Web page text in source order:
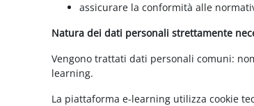
assicurare la conformità alle
Natura dei dati personali strettamente
Vengono trattati dati personali comuni:
learning.
La piattaforma e-learning utilizza cookie